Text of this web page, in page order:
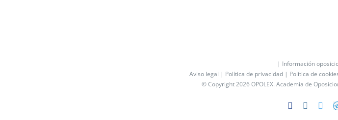
| Información
Aviso legal | Política de privacidad | Política de
© Copyright 2026 OPOLEX. Academia de
Facebook